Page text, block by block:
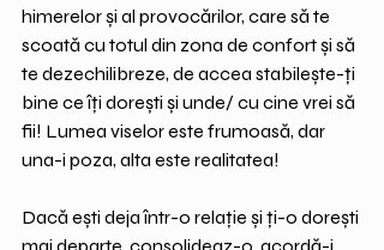
himerelor și al provocărilor, care să te
scoată cu totul din zona de confort și să
te dezechilibreze, de accea stabilește-ți
bine ce îți dorești și unde/ cu cine vrei să
fii! Lumea viselor este frumoasă, dar
una-i poza, alta este realitatea!
Dacă ești deja într-o relație și ți-o dorești